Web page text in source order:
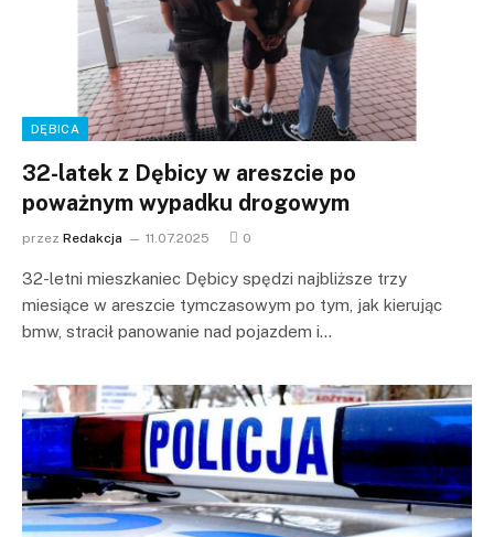
DĘBICA
32-latek z Dębicy w areszcie po
poważnym wypadku drogowym
przez Redakcja 11.07.2025 0
32-letni mieszkaniec Dębicy spędzi najbliższe trzy
miesiące w areszcie tymczasowym po tym, jak kierując
bmw, stracił panowanie nad pojazdem i…